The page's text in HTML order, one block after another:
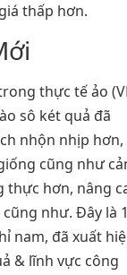
thấp hơn.
thực tế ảo
sô két quả đã
nhộn nhịp hơn,
cũng như
thực hơn, nâng
như. Đây là
nam, đã xuất
& lĩnh vực công